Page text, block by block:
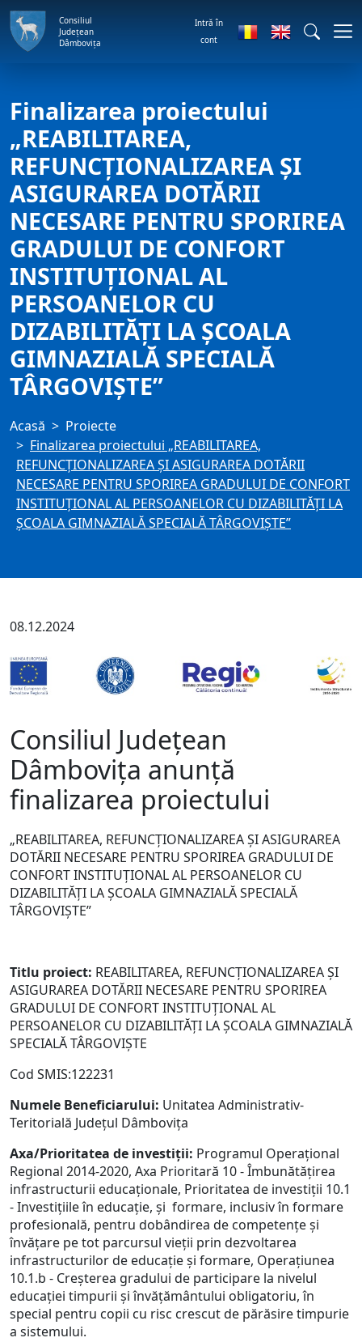
Consiliul
Județean
Dâmbovița
Intră în
cont
Finalizarea proiectului
„REABILITAREA,
REFUNCȚIONALIZAREA ȘI
ASIGURAREA DOTĂRII
NECESARE PENTRU SPORIREA
GRADULUI DE CONFORT
INSTITUȚIONAL AL
PERSOANELOR CU
DIZABILITĂȚI LA ȘCOALA
GIMNAZIALĂ SPECIALĂ
TÂRGOVIȘTE”
Acasă
Proiecte
Finalizarea proiectului „REABILITAREA,
REFUNCȚIONALIZAREA ȘI ASIGURAREA DOTĂRII
NECESARE PENTRU SPORIREA GRADULUI DE CONFORT
INSTITUȚIONAL AL PERSOANELOR CU DIZABILITĂȚI LA
ȘCOALA GIMNAZIALĂ SPECIALĂ TÂRGOVIȘTE”
08.12.2024
Consiliul Județean
Dâmbovița anunță
finalizarea proiectului
„REABILITAREA, REFUNCȚIONALIZAREA ȘI ASIGURAREA
DOTĂRII NECESARE PENTRU SPORIREA GRADULUI DE
CONFORT INSTITUȚIONAL AL PERSOANELOR CU
DIZABILITĂȚI LA ȘCOALA GIMNAZIALĂ SPECIALĂ
TÂRGOVIȘTE”
Titlu proiect: REABILITAREA, REFUNCȚIONALIZAREA ȘI
ASIGURAREA DOTĂRII NECESARE PENTRU SPORIREA
GRADULUI DE CONFORT INSTITUȚIONAL AL
PERSOANELOR CU DIZABILITĂȚI LA ȘCOALA GIMNAZIALĂ
SPECIALĂ TÂRGOVIȘTE
Cod SMIS:122231
Numele Beneficiarului: Unitatea Administrativ-
Teritorială Județul Dâmbovița
Axa/Prioritatea de investiții: Programul Operațional
Regional 2014-2020, Axa Prioritară 10 - Îmbunătățirea
infrastructurii educaționale, Prioritatea de investiții 10.1
- Investițiile în educație, și formare, inclusiv în formare
profesională, pentru dobândirea de competențe și
învățare pe tot parcursul vieții prin dezvoltarea
infrastructurilor de educație și formare, Operațiunea
10.1.b - Creșterea gradului de participare la nivelul
educației timpurii și învățământului obligatoriu, în
special pentru copii cu risc crescut de părăsire timpurie
a sistemului.